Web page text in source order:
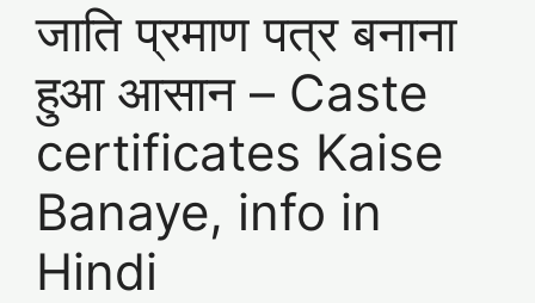
जाति प्रमाण पत्र बनाना
हुआ आसान – Caste
certificates Kaise
Banaye, info in
Hindi